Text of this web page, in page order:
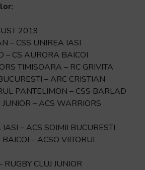
2019
– CSS UNIREA IASI
– CS AURORA BAICOI
TIMISOARA – RC GRIVITA
– ARC CRISTIAN
PANTELIMON – CSS BARLAD
– ACS WARRIORS
– ACS SOIMII BUCURESTI
– ACSO VIITORUL
CLUJ JUNIOR